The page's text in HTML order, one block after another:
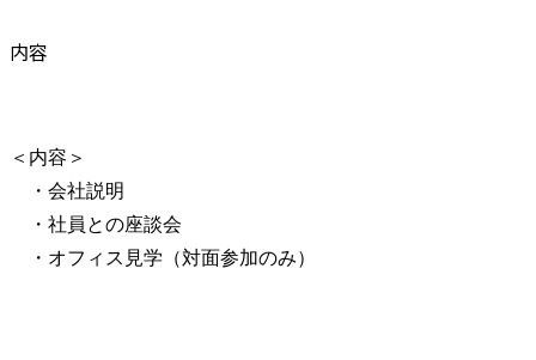
内容
＜内容＞
・会社説明
・社員との座談会
・オフィス見学（対面参加のみ）